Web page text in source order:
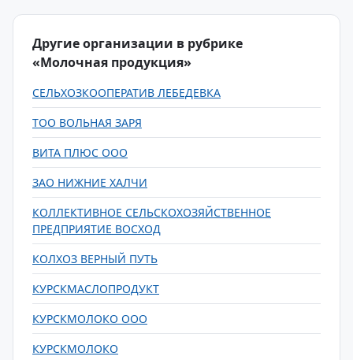
Другие организации в рубрике
«Молочная продукция»
СЕЛЬХОЗКООПЕРАТИВ ЛЕБЕДЕВКА
ТОО ВОЛЬНАЯ ЗАРЯ
ВИТА ПЛЮС ООО
ЗАО НИЖНИЕ ХАЛЧИ
КОЛЛЕКТИВНОЕ СЕЛЬСКОХОЗЯЙСТВЕННОЕ
ПРЕДПРИЯТИЕ ВОСХОД
КОЛХОЗ ВЕРНЫЙ ПУТЬ
КУРСКМАСЛОПРОДУКТ
КУРСКМОЛОКО ООО
КУРСКМОЛОКО